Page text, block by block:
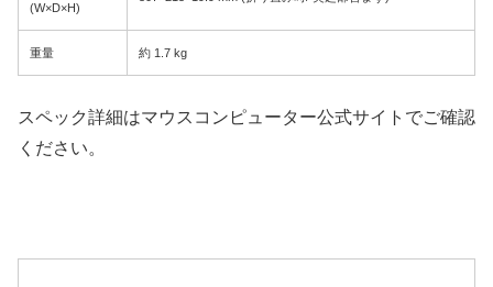
(W×D×H)
重量 約 1.7 kg
スペック詳細はマウスコンピューター公式サイトでご確認
ください。